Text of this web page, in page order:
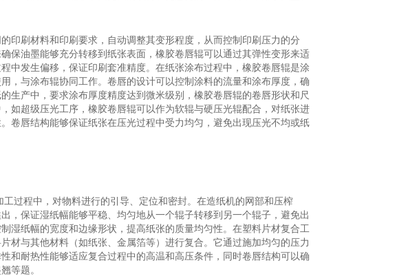
印刷材料和印刷要求，自动调整其变形程度，从而控制印刷压力的分
保油墨能够充分转移到纸张表面，橡胶卷唇辊可以通过其弹性变形来适
中发生偏移，保证印刷套准精度。在纸张涂布过程中，橡胶卷唇辊是涂
，与涂布辊协同工作。卷唇的设计可以控制涂料的流量和涂布厚度，确
生产中，要求涂布厚度精度达到微米级别，橡胶卷唇辊的卷唇形状和尺
如超级压光工序，橡胶卷唇辊可以作为软辊与硬压光辊配合，对纸张进
卷唇结构能够保证纸张在压光过程中受力均匀，避免出现压光不均或纸
过程中，对物料进行的引导、定位和密封。在造纸机的网部和压榨
，保证湿纸幅能够平稳、均匀地从一个辊子转移到另一个辊子，避免出
湿纸幅的宽度和边缘形状，提高纸张的质量均匀性。在塑料片材复合工
材与其他材料（如纸张、金属箔等）进行复合。它通过施加均匀的压力
和耐热性能够适应复合过程中的高温和高压条件，同时卷唇结构可以确
等题。